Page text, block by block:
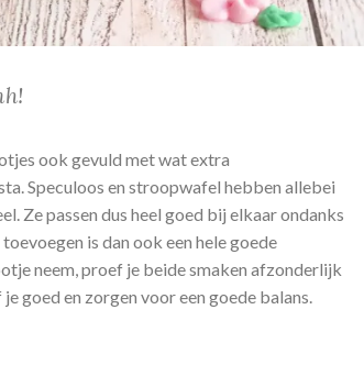
ook gevuld met wat extra
Speculoos en stroopwafel hebben allebei
Ze passen dus heel goed bij elkaar ondanks
is dan ook een hele goede
neem, proef je beide smaken afzonderlijk
goed en zorgen voor een goede balans.